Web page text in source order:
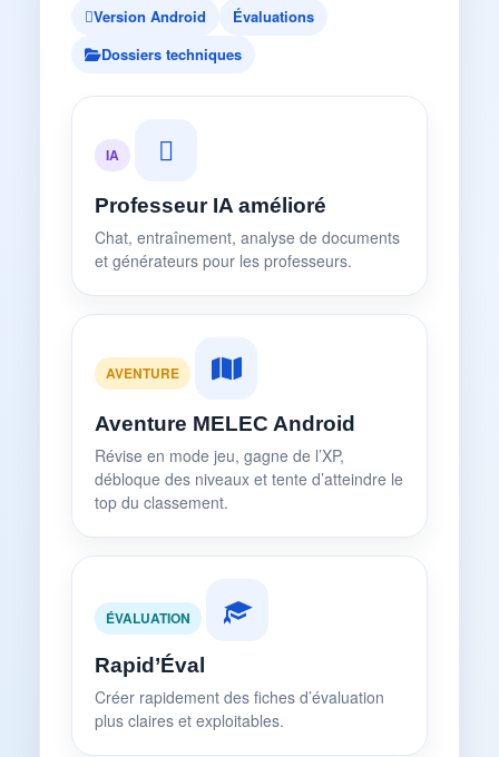
Version Android
Évaluations
Dossiers techniques
IA
Professeur IA amélioré
Chat, entraînement, analyse de documents
et générateurs pour les professeurs.
AVENTURE
Aventure MELEC Android
Révise en mode jeu, gagne de l’XP,
débloque des niveaux et tente d’atteindre le
top du classement.
ÉVALUATION
Rapid’Éval
Créer rapidement des fiches d’évaluation
plus claires et exploitables.